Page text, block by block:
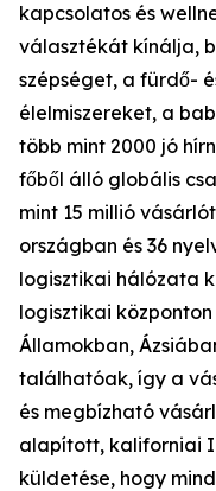
kapcsolatos és
választékát kínálja,
szépséget, a fürdő-
élelmiszereket, a
több mint 2000 jó
főből álló globális
mint 15 millió
országban és 36
logisztikai hálózata
logisztikai
Államokban,
találhatóak, így a
és megbízható
alapított, kaliforniai
küldetése, hogy